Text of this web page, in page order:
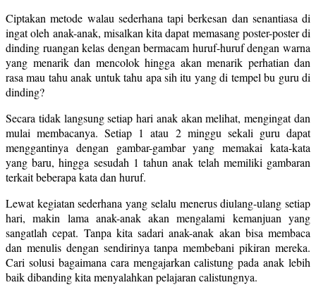
Ciptakan metode walau sederhana tapi berkesan dan senantiasa di
ingat oleh anak-anak, misalkan kita dapat memasang poster-poster di
dinding ruangan kelas dengan bermacam huruf-huruf dengan warna
yang menarik dan mencolok hingga akan menarik perhatian dan
rasa mau tahu anak untuk tahu apa sih itu yang di tempel bu guru di
dinding?
Secara tidak langsung setiap hari anak akan melihat, mengingat dan
mulai membacanya. Setiap 1 atau 2 minggu sekali guru dapat
menggantinya dengan gambar-gambar yang memakai kata-kata
yang baru, hingga sesudah 1 tahun anak telah memiliki gambaran
terkait beberapa kata dan huruf.
Lewat kegiatan sederhana yang selalu menerus diulang-ulang setiap
hari, makin lama anak-anak akan mengalami kemanjuan yang
sangatlah cepat. Tanpa kita sadari anak-anak akan bisa membaca
dan menulis dengan sendirinya tanpa membebani pikiran mereka.
Cari solusi bagaimana cara mengajarkan calistung pada anak lebih
baik dibanding kita menyalahkan pelajaran calistungnya.